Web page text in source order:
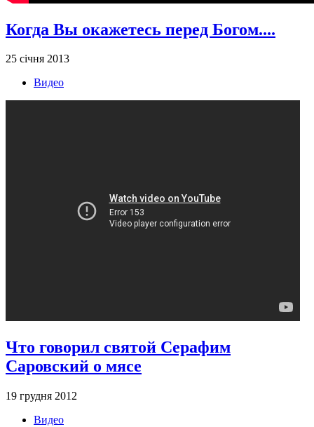
Когда Вы окажетесь перед Богом....
25 січня 2013
Видео
Что говорил святой Серафим
Саровский о мясе
19 грудня 2012
Видео